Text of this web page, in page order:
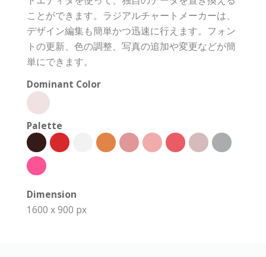
ことができます。ラジアルチャートメーカーは、
デザイン編集も簡単かつ迅速に行えます。フォン
トの更新、色の調整、写真の追加や変更などが簡
単にできます。
Dominant Color
Palette
Dimension
1600 x 900 px